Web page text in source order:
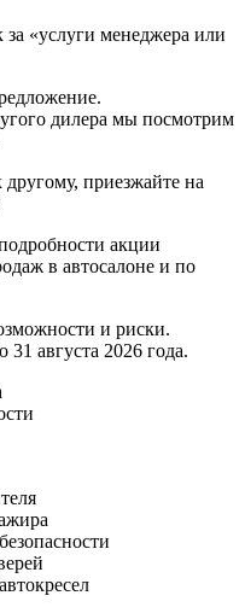
«услуги менеджера или
дилера мы посмотрим
приезжайте на
акции
в автосалоне и по
и риски.
августа 2026 года.